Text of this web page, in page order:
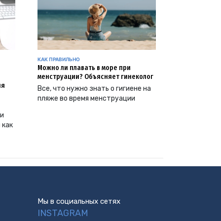
КАК ПРАВИЛЬНО
Можно ли плавать в море при
менструации? Объясняет гинеколог
Все, что нужно знать о гигиене на
пляже во время менструации
Мы в социальных сетях
INSTAGRAM